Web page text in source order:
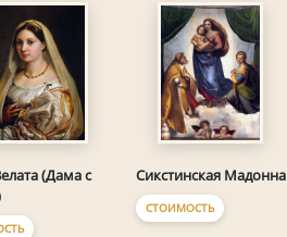
(Дама с
Сикстинская Мадонна
СТОИМОСТЬ